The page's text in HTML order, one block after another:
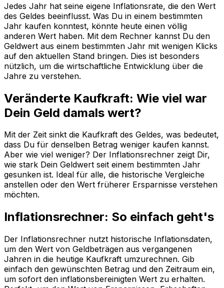
Jedes Jahr hat seine eigene Inflationsrate, die den Wert
des Geldes beeinflusst. Was Du in einem bestimmten
Jahr kaufen konntest, könnte heute einen völlig
anderen Wert haben. Mit dem Rechner kannst Du den
Geldwert aus einem bestimmten Jahr mit wenigen Klicks
auf den aktuellen Stand bringen. Dies ist besonders
nützlich, um die wirtschaftliche Entwicklung über die
Jahre zu verstehen.
Veränderte Kaufkraft: Wie viel war
Dein Geld damals wert?
Mit der Zeit sinkt die Kaufkraft des Geldes, was bedeutet,
dass Du für denselben Betrag weniger kaufen kannst.
Aber wie viel weniger? Der Inflationsrechner zeigt Dir,
wie stark Dein Geldwert seit einem bestimmten Jahr
gesunken ist. Ideal für alle, die historische Vergleiche
anstellen oder den Wert früherer Ersparnisse verstehen
möchten.
Inflationsrechner: So einfach geht's
Der Inflationsrechner nutzt historische Inflationsdaten,
um den Wert von Geldbeträgen aus vergangenen
Jahren in die heutige Kaufkraft umzurechnen. Gib
einfach den gewünschten Betrag und den Zeitraum ein,
um sofort den inflationsbereinigten Wert zu erhalten.